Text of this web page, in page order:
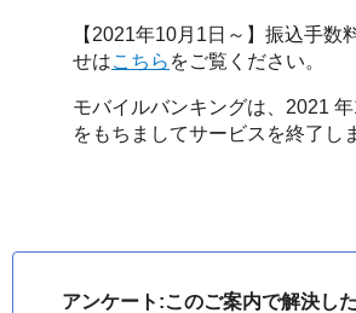
【2021年10月1日～】振込手数
せはこちら をご覧ください。
モバイルバンキングは、2021 年
をもちましてサービスを終了し
アンケート:このご案内で解決し